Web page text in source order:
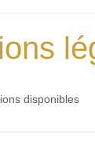
disponibles